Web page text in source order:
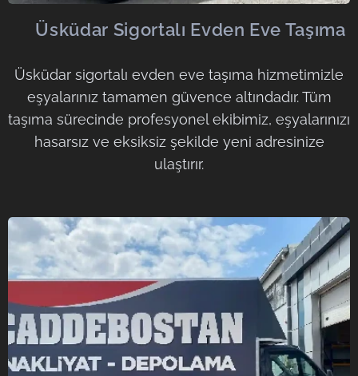
Üsküdar Sigortalı Evden Eve Taşıma
Üsküdar sigortalı evden eve taşıma hizmetimizle
eşyalarınız tamamen güvence altındadır. Tüm
taşıma sürecinde profesyonel ekibimiz, eşyalarınızı
hasarsız ve eksiksiz şekilde yeni adresinize
ulaştırır.